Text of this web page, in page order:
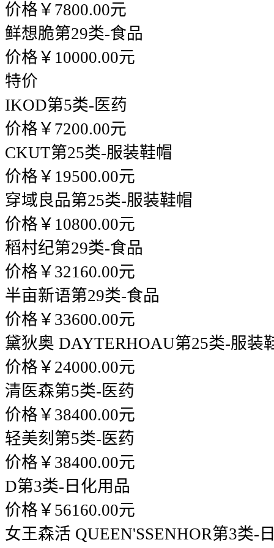
价格￥7800.00元
鲜想脆第29类-食品
价格￥10000.00元
特价
IKOD第5类-医药
价格￥7200.00元
CKUT第25类-服装鞋帽
价格￥19500.00元
穿域良品第25类-服装鞋帽
价格￥10800.00元
稻村纪第29类-食品
价格￥32160.00元
半亩新语第29类-食品
价格￥33600.00元
黛狄奥 DAYTERHOAU第25类-服装
价格￥24000.00元
清医森第5类-医药
价格￥38400.00元
轻美刻 第5类-医药
价格￥38400.00元
D第3类-日化用品
价格￥56160.00元
女王森活 QUEEN'SSENHOR第3类-